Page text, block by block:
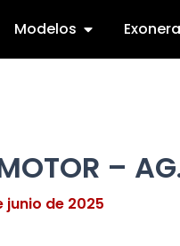
Modelos Abrir Modelos
–
junio de 2025